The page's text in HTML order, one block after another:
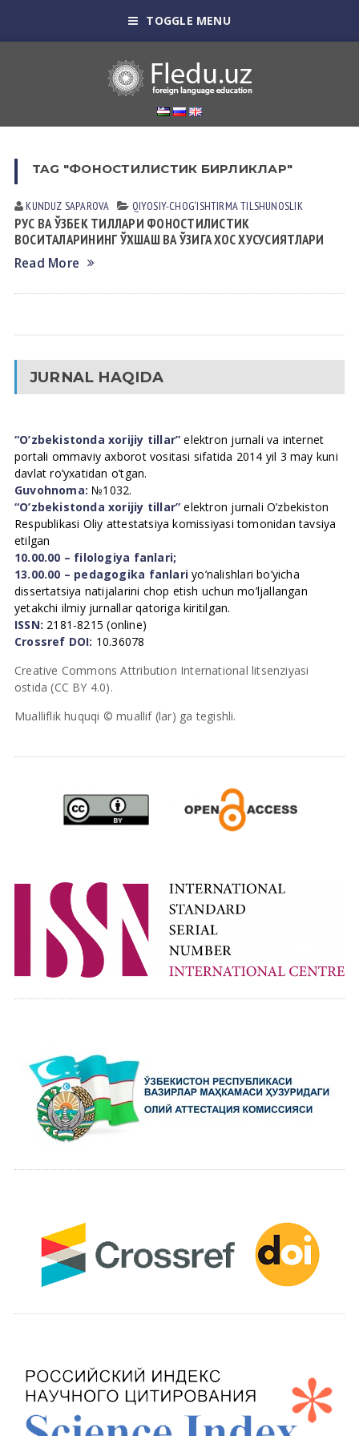
TOGGLE MENU
TAG "ФОНОСТИЛИСТИК БИРЛИКЛАР"
KUNDUZ SАPАROVА QIYOSIY-CHOG‘ISHTIRMA TILSHUNOSLIK
РУС ВА ЎЗБЕК ТИЛЛАРИ ФОНОСТИЛИСТИК
ВОСИТАЛАРИНИНГ ЎХШАШ ВА ЎЗИГА ХОС ХУСУСИЯТЛАРИ
Read More
JURNAL HAQIDA
“O’zbekistonda xorijiy tillar” elektron jurnali va internet
portali ommaviy axborot vositasi sifatida 2014 yil 3 may kuni
davlat ro’yxatidan o’tgan.
Guvohnoma: №1032.
“O’zbekistonda xorijiy tillar” elektron jurnali O’zbekiston
Respublikasi Oliy attestatsiya komissiyasi tomonidan tavsiya
etilgan
10.00.00 – filologiya fanlari;
13.00.00 – pedagogika fanlari yo’nalishlari bo’yicha
dissertatsiya natijalarini chop etish uchun mo’ljallangan
yetakchi ilmiy jurnallar qatoriga kiritilgan.
ISSN: 2181-8215 (online)
Crossref DOI: 10.36078
Creative Commons Attribution International litsenziyasi
ostida (CC BY 4.0).
Mualliflik huquqi © muallif (lar) ga tegishli.